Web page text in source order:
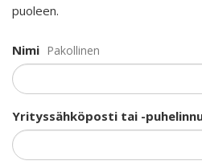
puoleen.
Nimi Pakollinen
Yrityssähköposti tai -